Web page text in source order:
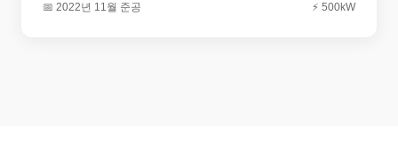
📅 2022년 11월 준공 ⚡ 500kW